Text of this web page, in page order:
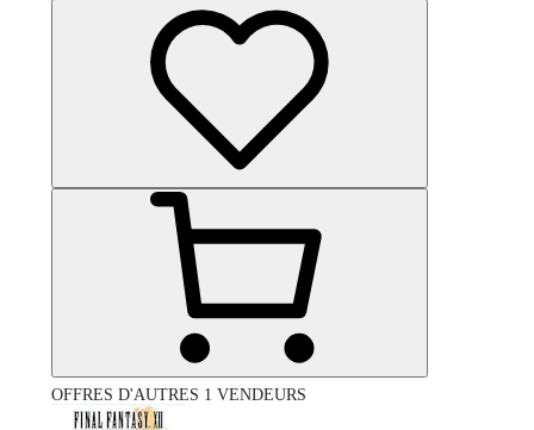
OFFRES D'AUTRES 1 VENDEURS